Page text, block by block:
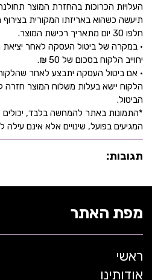
העלויות הכרוכות בהחזרת המוצר
תיעשה כשהוא באריזתו המקורית בצירוף
חלפו 30 יום מתאריך רכישת המוצר.
• במקרה של ביטול העסקה לאחר
יחוייב הלקוח בסכום של 50 ₪.
• אם ביטול העסקה יתבצע לאחר
הלקוח יישא בעלות משלוח המוצר חזרה
הביטול.
*התמונות באתר להמחשה בלבד, יכולים
המגיעים בפועל, שינויים אלא אינם עילה
תגובות:
מפת האתר
ראשי
אודותינו